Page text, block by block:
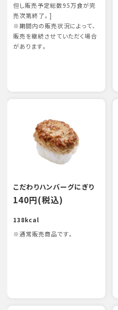
但し販売予定総数95万食が完
売次第終了。]
※期間内の販売状況によって、
販売を継続させていただく場合
があります。
こだわりハンバーグにぎり
140円(税込)
138kcal
※通常販売商品です。